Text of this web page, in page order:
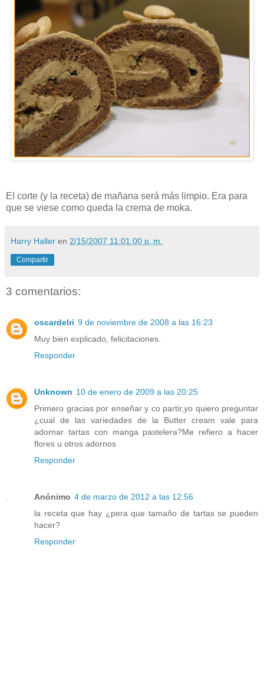
El corte (y la receta) de mañana será más limpio. Era para
que se viese como queda la crema de moka.
Harry Haller en 2/15/2007 11:01:00 p. m.
Compartir
3 comentarios:
oscardelri 9 de noviembre de 2008 a las 16:23
Muy bien explicado, felicitaciones.
Responder
Unknown 10 de enero de 2009 a las 20:25
Primero gracias por enseñar y co partir,yo quiero preguntar
¿cual de las variedades de la Butter cream vale para
adornar tartas con manga pastelera?Me refiero a hacer
flores u otros adornos
Responder
Anónimo 4 de marzo de 2012 a las 12:56
la receta que hay ¿pera que tamaño de tartas se pueden
hacer?
Responder